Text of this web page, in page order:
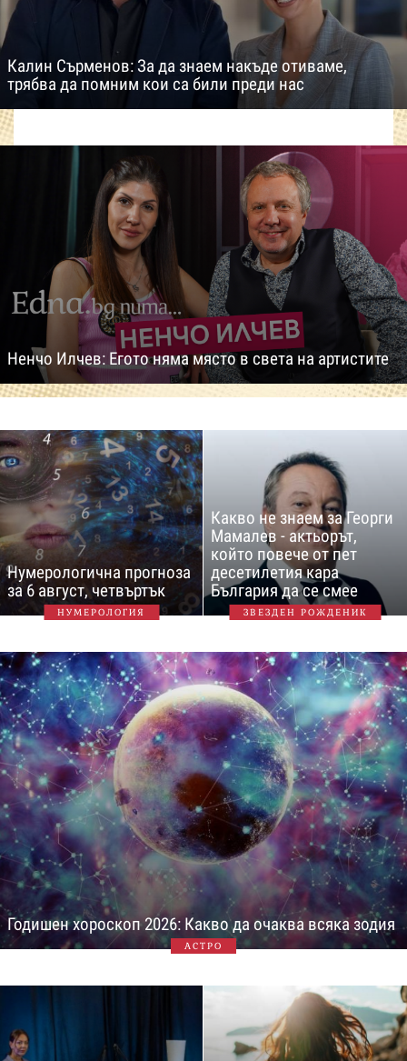
Калин Сърменов: За да знаем накъде отиваме,
трябва да помним кои са били преди нас
Ненчо Илчев: Егото няма място в света на артистите
Нумерологична прогноза
за 6 август, четвъртък
НУМЕРОЛОГИЯ
Какво не знаем за Георги
Мамалев - актьорът,
който повече от пет
десетилетия кара
България да се смее
ЗВЕЗДЕН РОЖДЕНИК
Годишен хороскоп 2026: Какво да очаква всяка зодия
АСТРО